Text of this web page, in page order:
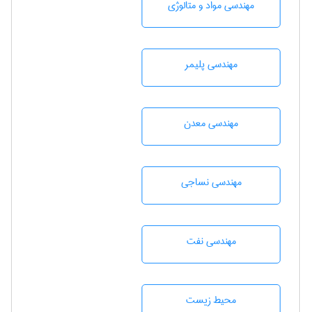
مهندسی مواد و متالوژی
مهندسی پليمر
مهندسی معدن
مهندسي نساجی
مهندسی نفت
محيط زيست